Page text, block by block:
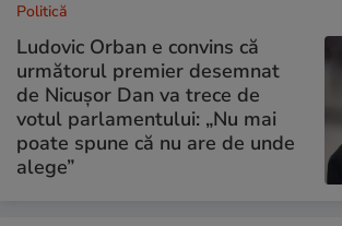
Politică
Ludovic Orban e convins că
următorul premier desemnat
de Nicușor Dan va trece de
votul parlamentului: „Nu mai
poate spune că nu are de unde
alege”